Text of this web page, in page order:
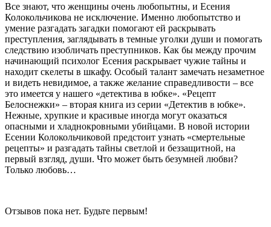
Все знают, что женщины очень любопытны, и Есения
Колокольчикова не исключение. Именно любопытство и
умение разгадать загадки помогают ей раскрывать
преступления, заглядывать в темные уголки души и помогать
следствию изобличать преступников. Как бы между прочим
начинающий психолог Есения раскрывает чужие тайны и
находит скелеты в шкафу. Особый талант замечать незаметное
и видеть невидимое, а также желание справедливости – все
это имеется у нашего «детектива в юбке». «Рецепт
Белоснежки» – вторая книга из серии «Детектив в юбке».
Нежные, хрупкие и красивые иногда могут оказаться
опасными и хладнокровными убийцами. В новой истории
Есении Колокольчиковой предстоит узнать «смертельные
рецепты» и разгадать тайны светлой и беззащитной, на
первый взгляд, души. Что может быть безумней любви?
Только любовь…
Отзывов пока нет. Будьте первым!